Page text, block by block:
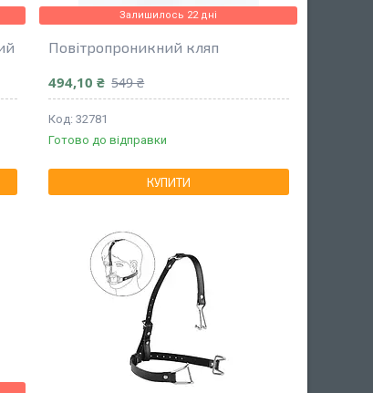
Залишилось 22 дні
Повітропроникний кляп
494,10 ₴ 549 ₴
32781
Готово до відправки
КУПИТИ